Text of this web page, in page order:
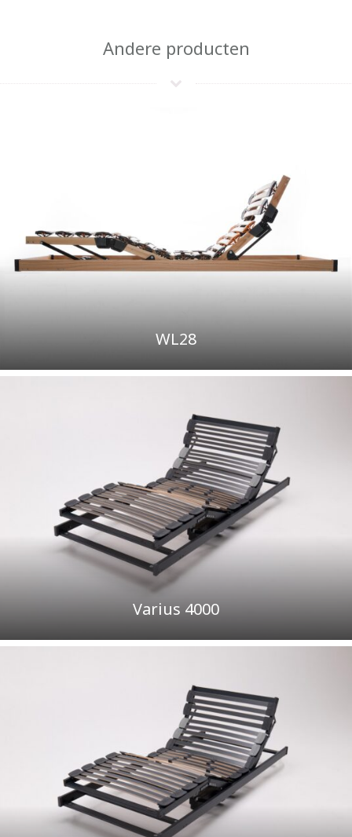
Andere producten
WL28
Varius 4000